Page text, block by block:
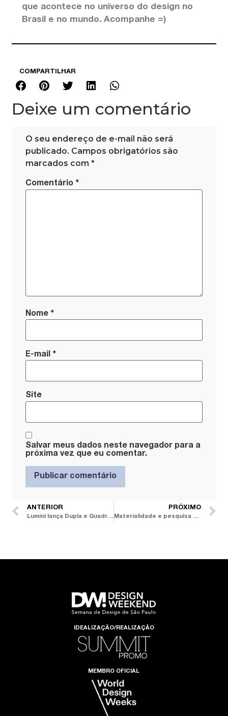
que acontece no universo do design no
Brasil e no mundo. Acompanhe =)
COMPARTILHAR
Deixe um comentário
O seu endereço de e-mail não será
publicado. Campos obrigatórios são
marcados com*
Comentário*
Nome*
E-mail*
Site
Salvar meus dados neste navegador para a
próxima vez que eu comentar.
ANTERIOR
Lumini lança Dupla e Quadra, luminárias do METRO Arquitetos que exploram o movimento como elemento construtivo
PRÓXIMO
Materialidade e pesquisa têxtil orientam novos lançamentos da Venet Design para 2026
IDEALIZAÇÃO/REALIZAÇÃO
MEMBRO OFICIAL